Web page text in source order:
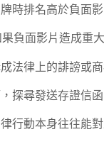
時排名高於負面影
負面影片造成重
法律上的誹謗或
探尋發送存證信
行動本身往往能